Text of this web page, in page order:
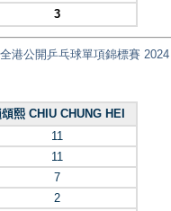
3
港公開乒乓球單項錦標賽 2024
熙 CHIU CHUNG HEI
11
11
7
2